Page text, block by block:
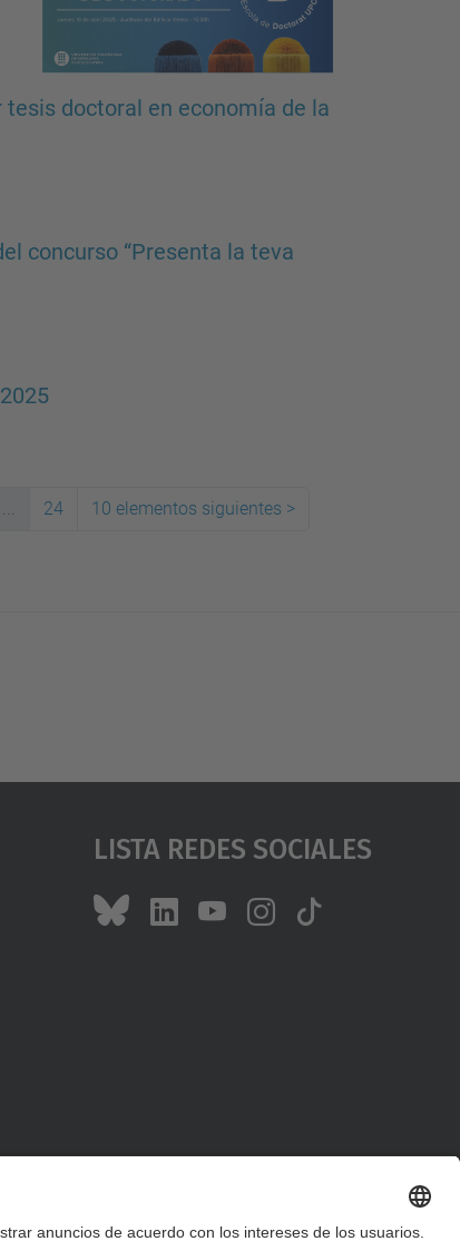
doctoral en economía de la
concurso “Presenta la teva
... 24 10 elementos siguientes >
Lista Redes Sociales